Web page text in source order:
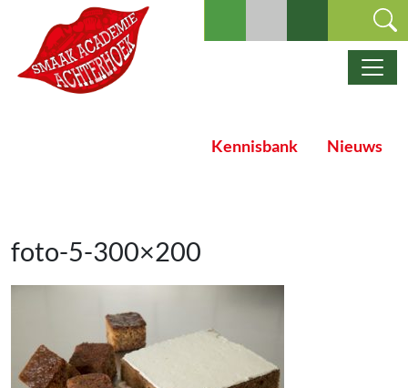
Ga naar de inhoud
Hoofdnavigatie
Kennisbank Nieuws
foto-5-300×200